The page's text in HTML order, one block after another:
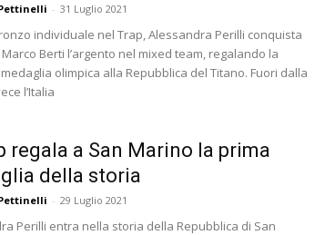
- 31 Luglio 2021
individuale nel Trap, Alessandra Perilli conquista
Berti l’argento nel mixed team, regalando la
olimpica alla Repubblica del Titano. Fuori dalla
l’Italia
regala a San Marino la prima
della storia
- 29 Luglio 2021
Perilli entra nella storia della Repubblica di San